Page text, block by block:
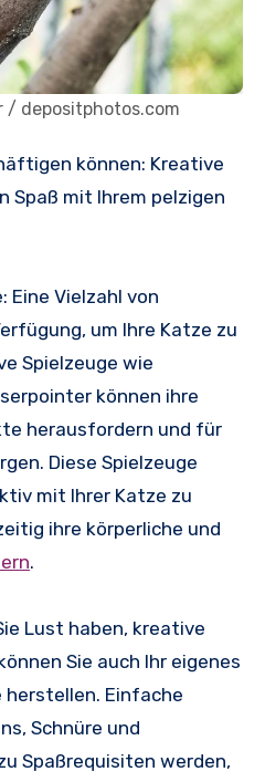
/ depositphotos.com
Spaß mit Ihrem pelzigen
Eine Vielzahl von
um Ihre Katze zu
Spielzeuge wie
können ihre
herausfordern und für
Diese Spielzeuge
mit Ihrer Katze zu
ihre körperliche und
.
Lust haben, kreative
Sie auch Ihr eigenes
herstellen. Einfache
Schnüre und
Spaßrequisiten werden,